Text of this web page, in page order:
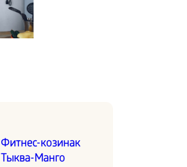
Фитнес-козинак
Тыква-Манго